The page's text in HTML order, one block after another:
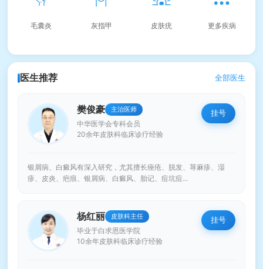
毛囊炎 灰指甲 皮肤疣 更多疾病
医生推荐 全部医生
樊俊豪 主治医师
中华医学会专科会员
20余年皮肤科临床诊疗经验
挂号
银屑病、白癜风有深入研究，尤其擅长痤疮、脱发、荨麻疹、湿
疹、皮炎、疤痕、银屑病、白癜风、胎记、痘坑痘...
杨红丽 皮肤科主任
毕业于白求恩医学院
10余年皮肤科临床诊疗经验
挂号